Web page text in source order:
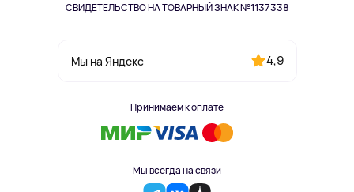
СВИДЕТЕЛЬСТВО НА ТОВАРНЫЙ ЗНАК №1137338
Мы на Яндекс 4,9
Принимаем к оплате
Мы всегда на связи